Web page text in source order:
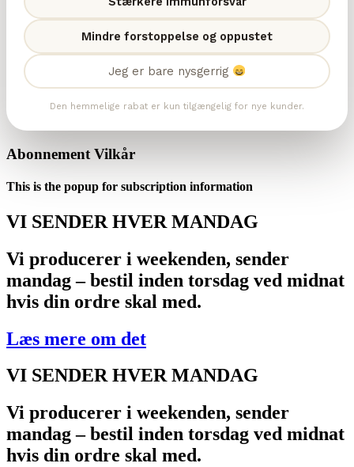
Mindre forstoppelse og oppustet
Jeg er bare nysgerrig
Den hemmelige rabat er kun tilgængelig for nye kunder.
Abonnement Vilkår
This is the popup for subscription information
VI SENDER HVER MANDAG
Vi producerer i weekenden, sender
mandag – bestil inden torsdag ved midnat
hvis din ordre skal med.
Læs mere om det
VI SENDER HVER MANDAG
Vi producerer i weekenden, sender
mandag – bestil inden torsdag ved midnat
hvis din ordre skal med.